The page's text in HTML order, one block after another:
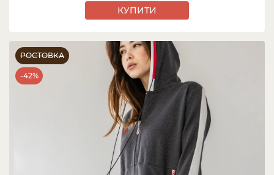
КУПИТИ
РОСТОВКА
-42%